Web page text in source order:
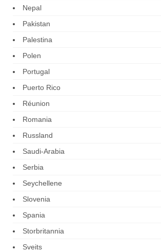
Nepal
Pakistan
Palestina
Polen
Portugal
Puerto Rico
Réunion
Romania
Russland
Saudi-Arabia
Serbia
Seychellene
Slovenia
Spania
Storbritannia
Sveits